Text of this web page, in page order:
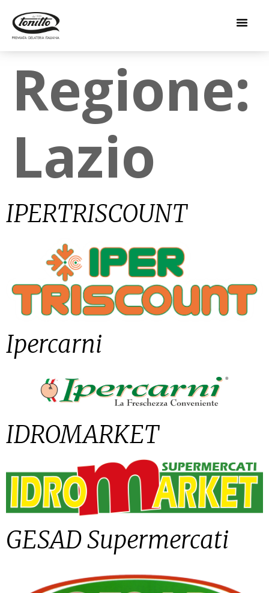
Regione:
Lazio
IPERTRISCOUNT
Ipercarni
IDROMARKET
GESAD Supermercati